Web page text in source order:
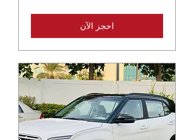
احجز الآن